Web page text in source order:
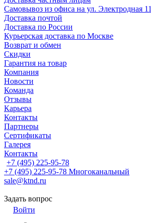
Самовывоз из офиса на ул. Электродная 11
Доставка почтой
Доставка по России
Курьерская доставка по Москве
Возврат и обмен
Скидки
Гарантия на товар
Компания
Новости
Команда
Отзывы
Карьера
Контакты
Партнеры
Сертификаты
Галерея
Контакты
+7 (495) 225-95-78
+7 (495) 225-95-78 Многоканальный
sale@ktnd.ru
Задать вопрос
Войти